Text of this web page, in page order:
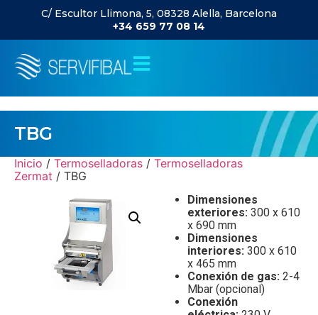
C/ Escultor Llimona, 5, 08328 Alella, Barcelona
+34 659 77 08 14
TBG
Inicio / Termoselladoras / Termoselladoras
Zermat / TBG
Dimensiones
exteriores: 300 x 610
x 690 mm
Dimensiones
interiores: 300 x 610
x 465 mm
Conexión de gas: 2-4
Mbar (opcional)
Conexión